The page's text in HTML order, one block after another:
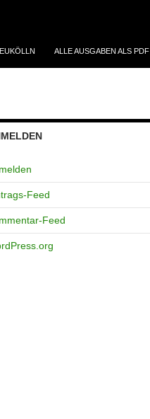
ALLE AUSGABEN ALS PDF
Feed
Feed